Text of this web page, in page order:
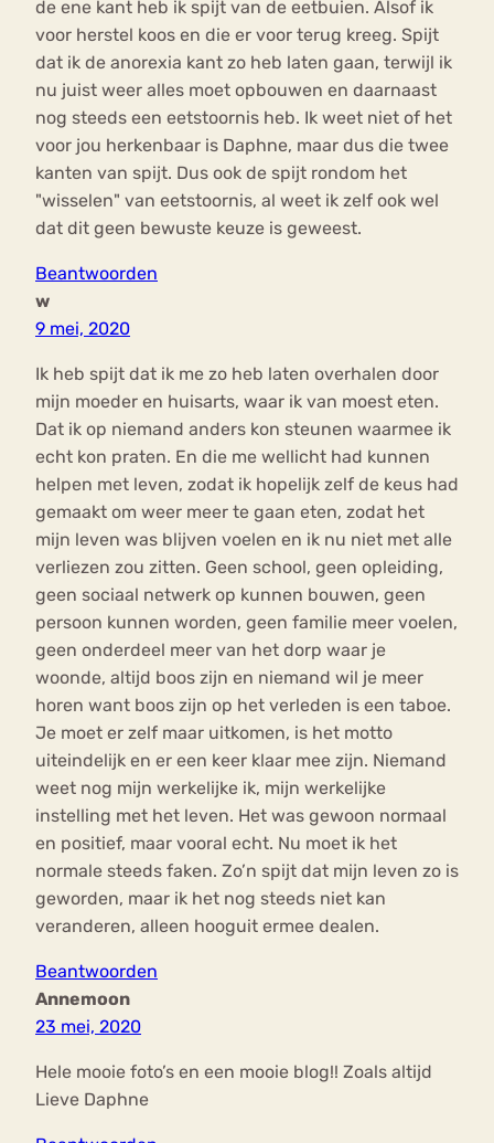
de ene kant heb ik spijt van de eetbuien. Alsof ik
voor herstel koos en die er voor terug kreeg. Spijt
dat ik de anorexia kant zo heb laten gaan, terwijl ik
nu juist weer alles moet opbouwen en daarnaast
nog steeds een eetstoornis heb. Ik weet niet of het
voor jou herkenbaar is Daphne, maar dus die twee
kanten van spijt. Dus ook de spijt rondom het
"wisselen" van eetstoornis, al weet ik zelf ook wel
dat dit geen bewuste keuze is geweest.
Beantwoorden
w
9 mei, 2020
Ik heb spijt dat ik me zo heb laten overhalen door
mijn moeder en huisarts, waar ik van moest eten.
Dat ik op niemand anders kon steunen waarmee ik
echt kon praten. En die me wellicht had kunnen
helpen met leven, zodat ik hopelijk zelf de keus had
gemaakt om weer meer te gaan eten, zodat het
mijn leven was blijven voelen en ik nu niet met alle
verliezen zou zitten. Geen school, geen opleiding,
geen sociaal netwerk op kunnen bouwen, geen
persoon kunnen worden, geen familie meer voelen,
geen onderdeel meer van het dorp waar je
woonde, altijd boos zijn en niemand wil je meer
horen want boos zijn op het verleden is een taboe.
Je moet er zelf maar uitkomen, is het motto
uiteindelijk en er een keer klaar mee zijn. Niemand
weet nog mijn werkelijke ik, mijn werkelijke
instelling met het leven. Het was gewoon normaal
en positief, maar vooral echt. Nu moet ik het
normale steeds faken. Zo’n spijt dat mijn leven zo is
geworden, maar ik het nog steeds niet kan
veranderen, alleen hooguit ermee dealen.
Beantwoorden
Annemoon
23 mei, 2020
Hele mooie foto’s en een mooie blog!! Zoals altijd
Lieve Daphne